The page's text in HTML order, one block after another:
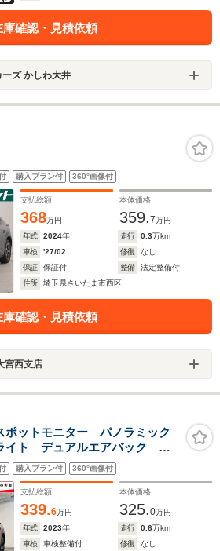
庫確認・見積依頼
ズ かしわ大井
購入プラン付 360°画像付
支払総額
368万円
本体価格
359.7万円
年式
2024年 走行 0.3万km
車検
'27/02 修復
なし
保証
保証付 整備
法定整備付
住所
埼玉県さいたま市西区
庫確認・見積依頼
宮西支店
ットモニター パノラミック
イト デュアルエアバック フ
イヤー接続 AC100V パワー
ETC バックモニター ペダ
購入プラン付 360°画像付
支払総額
339.6万円
本体価格
325.0万円
年式
2023年 走行 0.6万km
車検
車検整備付 修復
なし